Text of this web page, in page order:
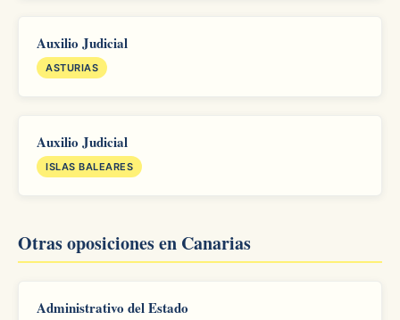
Auxilio Judicial
ASTURIAS
Auxilio Judicial
ISLAS BALEARES
Otras oposiciones en Canarias
Administrativo del Estado